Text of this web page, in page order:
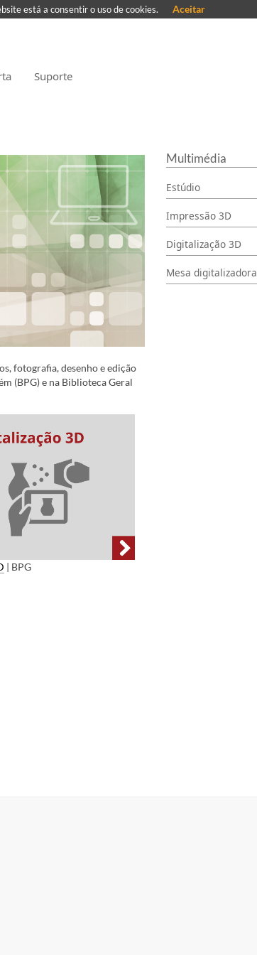
Suporte
fotografia, desenho e edição
(BPG) e na Biblioteca Geral
| BPG
Multimédia
Estúdio
Impressão 3D
Digitalização 3D
Mesa digitalizadora
está a consentir o uso de cookies. Aceitar